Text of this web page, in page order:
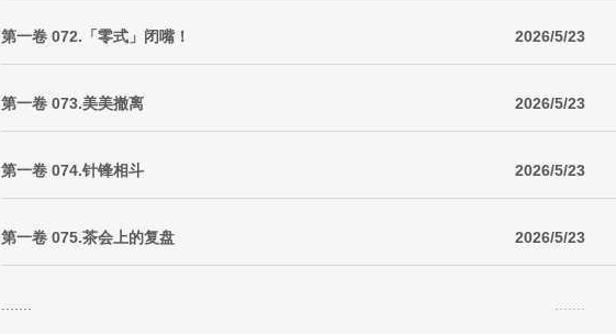
第一卷 072.「零式」闭嘴！ 2026/5/23
第一卷 073.美美撤离 2026/5/23
第一卷 074.针锋相斗 2026/5/23
第一卷 075.茶会上的复盘 2026/5/23